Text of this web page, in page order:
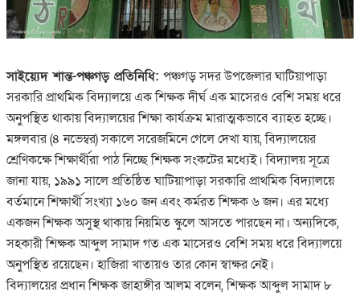
সাইয়্যেদ শান্ত-পঞ্চগড় প্রতিনিধি: পঞ্চগড় সদর উপজেলার ঘাটিয়াপাড়া
সরকারি প্রাথমিক বিদ্যালয়ে এক শিক্ষক দীর্ঘ এক মাসেরও বেশি সময় ধরে
অনুপস্থিত থাকায় বিদ্যালয়ের শিক্ষা কার্যক্রম মারাত্মকভাবে ব্যাহত হচ্ছে।
মঙ্গলবার (৪ নভেম্বর) সকালে সরেজমিনে গেলে দেখা যায়, বিদ্যালয়ের
শ্রেণিকক্ষে শিক্ষার্থীরা পাঠ নিচ্ছে শিক্ষক সংকটের মধ্যেই। বিদ্যালয় সূত্রে
জানা যায়, ১৯৯১ সালে প্রতিষ্ঠিত ঘাটিয়াপাড়া সরকারি প্রাথমিক বিদ্যালয়ে
বর্তমানে শিক্ষার্থী সংখ্যা ১৬০ জন এবং কর্মরত শিক্ষক ৬ জন। এর মধ্যে
একজন শিক্ষক অসুস্থ থাকায় নিয়মিত স্কুলে আসতে পারছেন না। অন্যদিকে,
সহকারী শিক্ষক আব্দুল সামাদ গত এক মাসেরও বেশি সময় ধরে বিদ্যালয়ে
অনুপস্থিত রয়েছেন। হাজিরা খাতায়ও তার কোন স্বাক্ষর নেই।
বিদ্যালয়ের প্রধান শিক্ষক জাহাঙ্গীর আলম বলেন, শিক্ষক আব্দুল সামাদ ৮